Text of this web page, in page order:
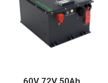
60V 72V 50Ah